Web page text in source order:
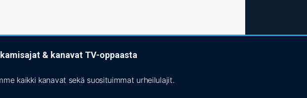
& kanavat TV-oppaasta
kaikki kanavat sekä suosituimmat urheilulajit.